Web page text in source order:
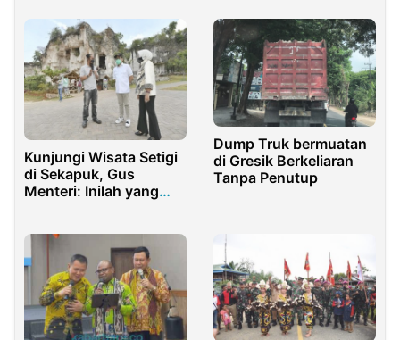
Tegas Bea Cukai
Kunjungi Wisata Setigi
di Sekapuk, Gus
Menteri: Inilah yang
Dump Truk bermuatan
di Gresik Berkeliaran
Tanpa Penutup